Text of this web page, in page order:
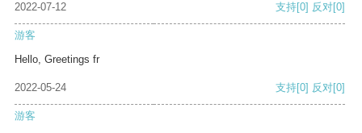
2022-07-12 支持[0] 反对[0]
游客
Hello, Greetings fr
2022-05-24 支持[0] 反对[0]
游客